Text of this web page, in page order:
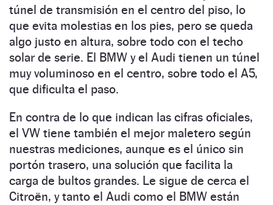
túnel de transmisión en el centro del piso, lo
que evita molestias en los pies, pero se queda
algo justo en altura, sobre todo con el techo
solar de serie. El BMW y el Audi tienen un túnel
muy voluminoso en el centro, sobre todo el A5,
que dificulta el paso.
En contra de lo que indican las cifras oficiales,
el VW tiene también el mejor maletero según
nuestras mediciones, aunque es el único sin
portón trasero, una solución que facilita la
carga de bultos grandes. Le sigue de cerca el
Citroën, y tanto el Audi como el BMW están